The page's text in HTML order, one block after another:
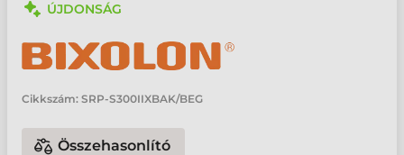
ÚJDONSÁG
Cikkszám: SRP-S300IIXBAK/BEG
Összehasonlító